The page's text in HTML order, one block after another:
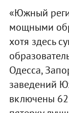
«Южный
мощными
хотя здесь
Одесса,
заведений
включены